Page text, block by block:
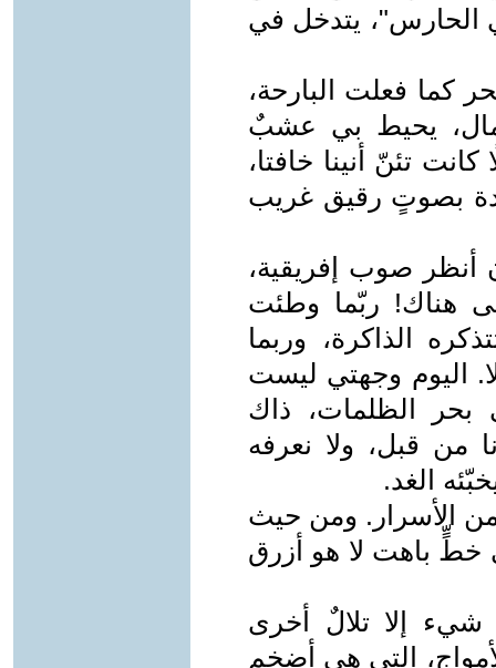
الحارس"، يتدخل في
كما فعلت البارحة،
يحيط بي عشبٌ
تئنّ أنينا خافتا،
بصوتٍ رقيق غريب
أنظر صوب إفريقية،
هناك! ربّما وطئت
الذاكرة، وربما
اليوم وجهتي ليست
بحر الظلمات، ذاك
من قبل، ولا نعرفه
الغد.
الأسرار. ومن حيث
خطٍّ باهت لا هو أزرق
إلا تلالٌ أخرى
التي هي أضخم